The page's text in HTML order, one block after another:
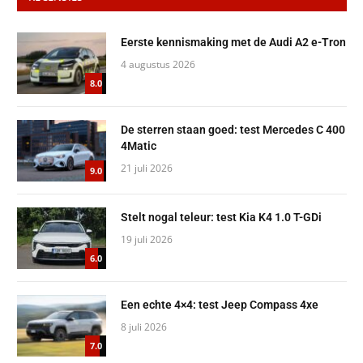
8.0
Eerste kennismaking met de Audi A2 e-Tron
4 augustus 2026
9.0
De sterren staan goed: test Mercedes C 400
4Matic
21 juli 2026
6.0
Stelt nogal teleur: test Kia K4 1.0 T-GDi
19 juli 2026
7.0
Een echte 4×4: test Jeep Compass 4xe
8 juli 2026